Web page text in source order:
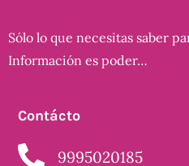
Sólo lo que necesitas saber
Información es poder…
Contácto
9995020185